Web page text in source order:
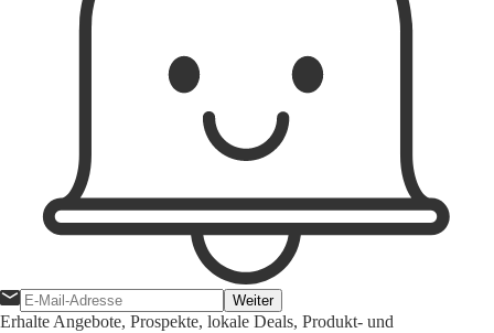
Weiter
Erhalte Angebote, Prospekte, lokale Deals, Produkt- und